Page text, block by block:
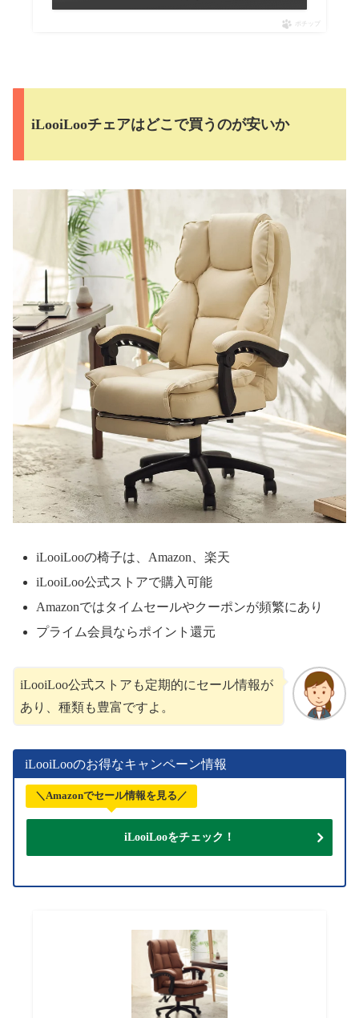
ポチップ
iLooiLooチェアはどこで買うのが安いか
iLooiLooの椅子は、Amazon、楽天
iLooiLoo公式ストアで購入可能
Amazonではタイムセールやクーポンが頻繁にあり
プライム会員ならポイント還元
iLooiLoo公式ストアも定期的にセール情報が
あり、種類も豊富ですよ。
iLooiLooのお得なキャンペーン情報
＼Amazonでセール情報を見る／
iLooiLooをチェック！